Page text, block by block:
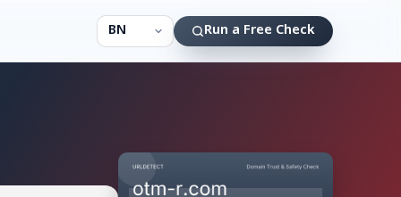
Run a Free Check